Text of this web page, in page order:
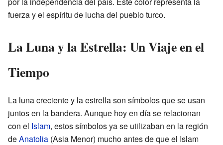
fuerza y el espíritu de lucha del pueblo turco.
La Luna y la Estrella: Un Viaje en el
Tiempo
La luna creciente y la estrella son símbolos que se usan
juntos en la bandera. Aunque hoy en día se relacionan
con el Islam, estos símbolos ya se utilizaban en la región
deAnatolia (Asia Menor) mucho antes de que el Islam